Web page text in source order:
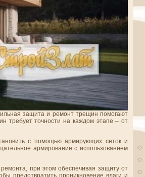
защита и ремонт трещин помогают
требует точности на каждом этапе – от
с помощью армирующих сеток и
армирование с использованием
при этом обеспечивая защиту от
предотвратить проникновение влаги и